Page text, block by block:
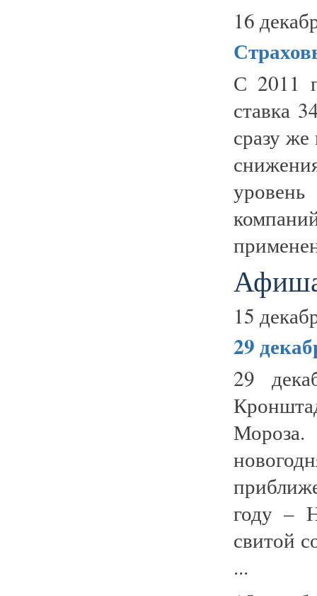
16
С 2011
ставка
сразу
15
29
29
году –
свитой
...